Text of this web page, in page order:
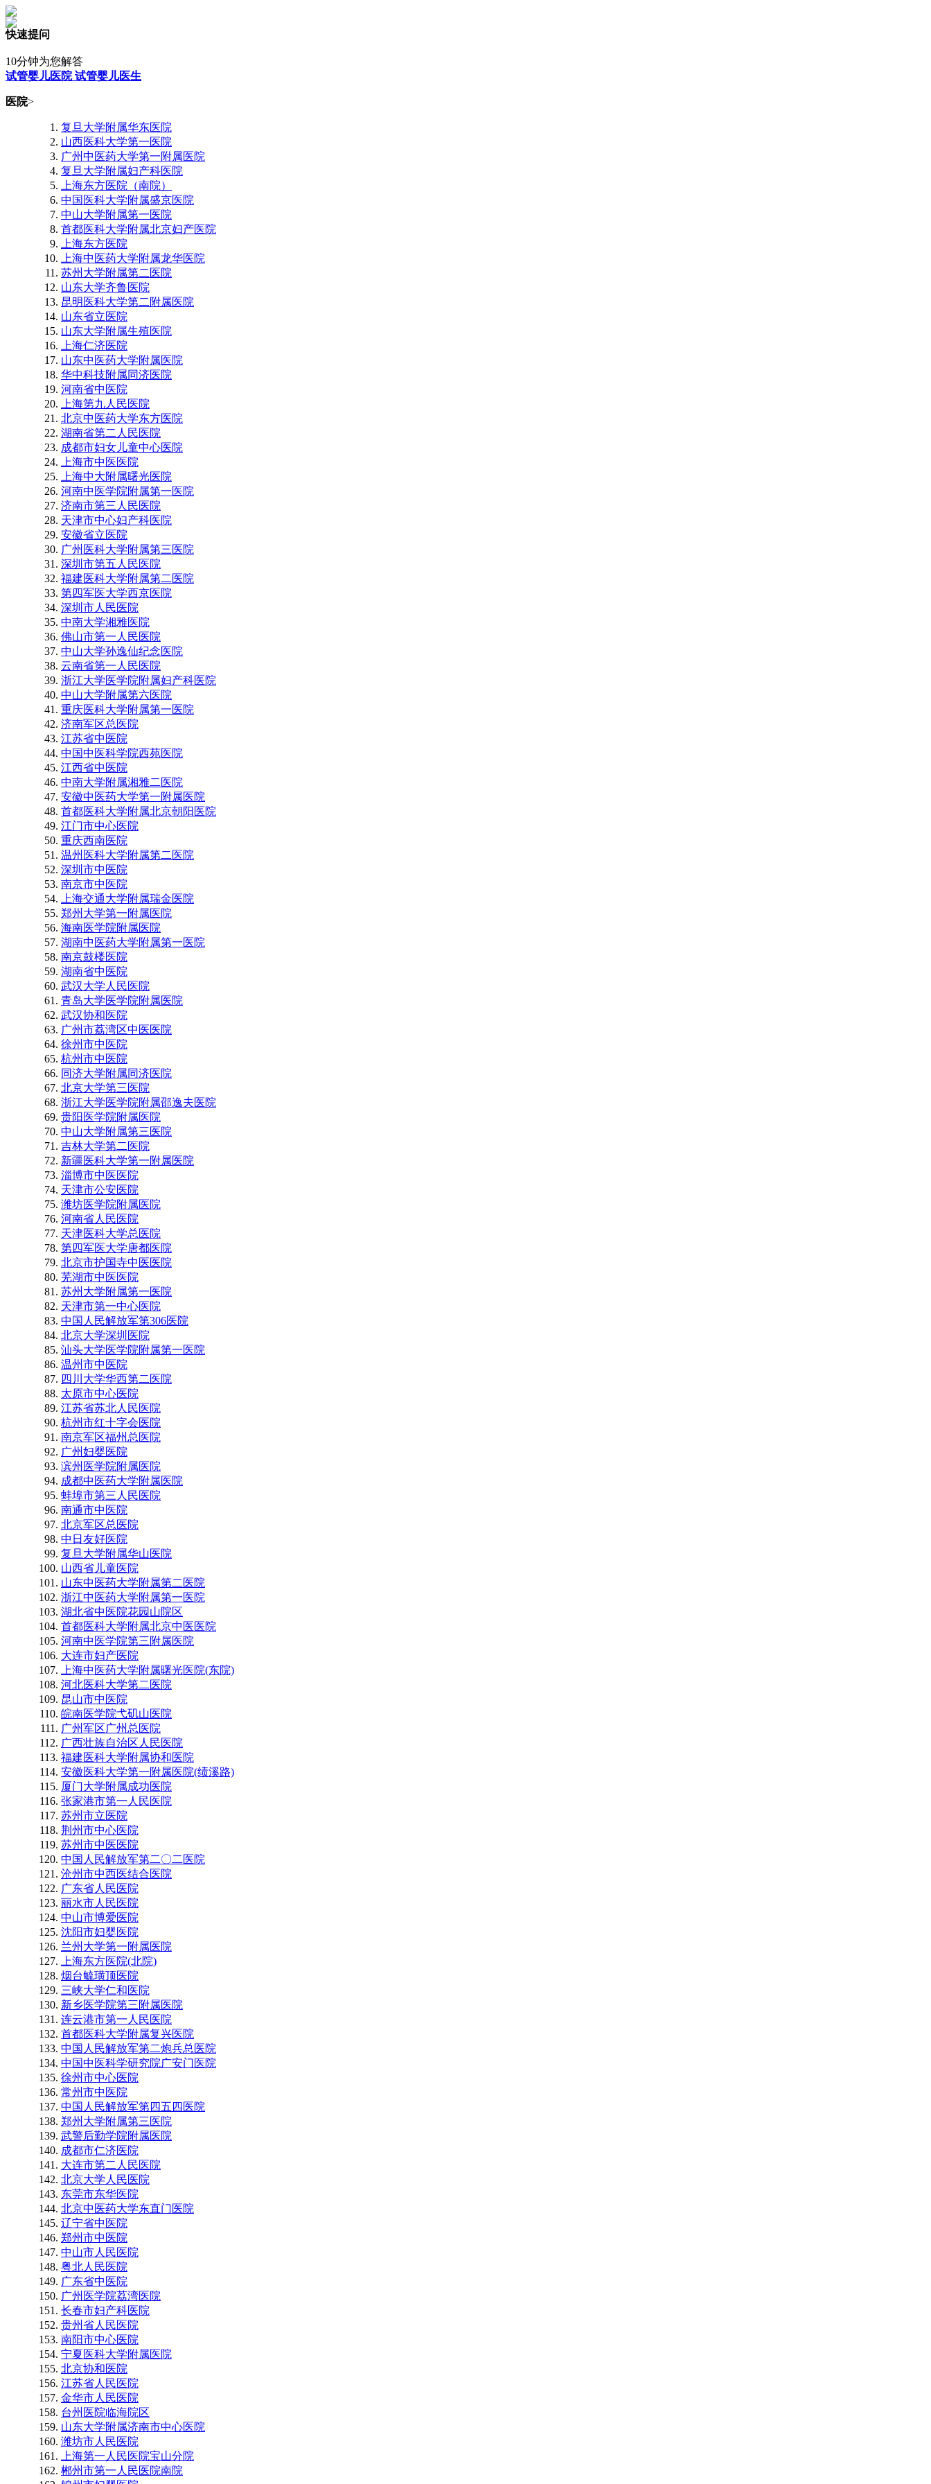
快速提问
10分钟为您解答
试管婴儿医院试管婴儿医生
医院>
复旦大学附属华东医院
山西医科大学第一医院
广州中医药大学第一附属医院
复旦大学附属妇产科医院
上海东方医院（南院）
中国医科大学附属盛京医院
中山大学附属第一医院
首都医科大学附属北京妇产医院
上海东方医院
上海中医药大学附属龙华医院
苏州大学附属第二医院
山东大学齐鲁医院
昆明医科大学第二附属医院
山东省立医院
山东大学附属生殖医院
上海仁济医院
山东中医药大学附属医院
华中科技附属同济医院
河南省中医院
上海第九人民医院
北京中医药大学东方医院
湖南省第二人民医院
成都市妇女儿童中心医院
上海市中医医院
上海中大附属曙光医院
河南中医学院附属第一医院
济南市第三人民医院
天津市中心妇产科医院
安徽省立医院
广州医科大学附属第三医院
深圳市第五人民医院
福建医科大学附属第二医院
第四军医大学西京医院
深圳市人民医院
中南大学湘雅医院
佛山市第一人民医院
中山大学孙逸仙纪念医院
云南省第一人民医院
浙江大学医学院附属妇产科医院
中山大学附属第六医院
重庆医科大学附属第一医院
济南军区总医院
江苏省中医院
中国中医科学院西苑医院
江西省中医院
中南大学附属湘雅二医院
安徽中医药大学第一附属医院
首都医科大学附属北京朝阳医院
江门市中心医院
重庆西南医院
温州医科大学附属第二医院
深圳市中医院
南京市中医院
上海交通大学附属瑞金医院
郑州大学第一附属医院
海南医学院附属医院
湖南中医药大学附属第一医院
南京鼓楼医院
湖南省中医院
武汉大学人民医院
青岛大学医学院附属医院
武汉协和医院
广州市荔湾区中医医院
徐州市中医院
杭州市中医院
同济大学附属同济医院
北京大学第三医院
浙江大学医学院附属邵逸夫医院
贵阳医学院附属医院
中山大学附属第三医院
吉林大学第二医院
新疆医科大学第一附属医院
淄博市中医医院
天津市公安医院
潍坊医学院附属医院
河南省人民医院
天津医科大学总医院
第四军医大学唐都医院
北京市护国寺中医医院
芜湖市中医医院
苏州大学附属第一医院
天津市第一中心医院
中国人民解放军第306医院
北京大学深圳医院
汕头大学医学院附属第一医院
温州市中医院
四川大学华西第二医院
太原市中心医院
江苏省苏北人民医院
杭州市红十字会医院
南京军区福州总医院
广州妇婴医院
滨州医学院附属医院
成都中医药大学附属医院
蚌埠市第三人民医院
南通市中医院
北京军区总医院
中日友好医院
复旦大学附属华山医院
山西省儿童医院
山东中医药大学附属第二医院
浙江中医药大学附属第一医院
湖北省中医院花园山院区
首都医科大学附属北京中医医院
河南中医学院第三附属医院
大连市妇产医院
上海中医药大学附属曙光医院(东院)
河北医科大学第二医院
昆山市中医院
皖南医学院弋矶山医院
广州军区广州总医院
广西壮族自治区人民医院
福建医科大学附属协和医院
安徽医科大学第一附属医院(绩溪路)
厦门大学附属成功医院
张家港市第一人民医院
苏州市立医院
荆州市中心医院
苏州市中医医院
中国人民解放军第二〇二医院
沧州市中西医结合医院
广东省人民医院
丽水市人民医院
中山市博爱医院
沈阳市妇婴医院
兰州大学第一附属医院
上海东方医院(北院)
烟台毓璜顶医院
三峡大学仁和医院
新乡医学院第三附属医院
连云港市第一人民医院
首都医科大学附属复兴医院
中国人民解放军第二炮兵总医院
中国中医科学研究院广安门医院
徐州市中心医院
常州市中医院
中国人民解放军第四五四医院
郑州大学附属第三医院
武警后勤学院附属医院
成都市仁济医院
大连市第二人民医院
北京大学人民医院
东莞市东华医院
北京中医药大学东直门医院
辽宁省中医院
郑州市中医院
中山市人民医院
粤北人民医院
广东省中医院
广州医学院荔湾医院
长春市妇产科医院
贵州省人民医院
南阳市中心医院
宁夏医科大学附属医院
北京协和医院
江苏省人民医院
金华市人民医院
台州医院临海院区
山东大学附属济南市中心医院
潍坊市人民医院
上海第一人民医院宝山分院
郴州市第一人民医院南院